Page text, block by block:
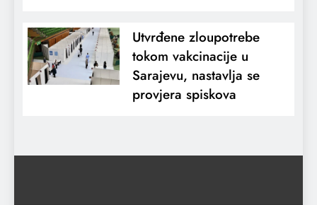
Utvrđene zloupotrebe
tokom vakcinacije u
Sarajevu, nastavlja se
provjera spiskova